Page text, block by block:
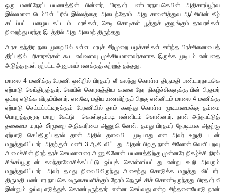
ஒரு மணிநேரப் பயணத்தின் பின்னர், பிரதமர் பண்டாரநாயகெயின் அதிகாரப்பூர்வ
இல்லமான டெம்பிள் ட்ரீஸ் இல்லத்தை அடைந்தோம். அது காலனித்துவ ஆட்சியின் கீழ்
கட்டப்பட்ட பழைய கட்டடம். மரங்கள், செடி கொடிகள் பூத்துக் குலுங்கும் தாவரங்கள்
நிறைந்து பரந்த இடத்தில் அது அமைந் திருந்தது.
அரச தந்திர நடைமுறையில் உள்ள மரபுச் சீர்முறை பழக்கங்கள் சார்ந்த பிரச்சினையைத்
தீர்ப்பதில் பரிசாரகர்கள் கூட எவ்வளவு முக்கியமானவர்களாக இருக்க முடியும் என்பதை
அடுத்த நாள் ஏற்பட்ட அனுபவம் எனக்குத் கற்றுத் தந்தது.
மாலை 4 மணிக்கு பேரணி ஒன்றில் பிரதமர் லீ கலந்து கொள்ள திருமதி பண்டாரநாயகெ
ஏற்பாடு செய்திருந்தார். வெயில் கொளுத்திய காலை நேர நிகழ்ச்சிகளுக்கு பின் பிரதமர்
ஓய்வு எடுக்க விரும்பினார். எனவே, மதிய உணவிற்குப் பிறகு என்னிடம் மாலை 4 மணிக்கு
ஏற்பாடு செய்யப்பட்டிருக்கும் பேரணியில் தாம் கலந்து கொள்ள முடியாமைக்கு தம்மை
பொறுத்தருளு மாறு கேட்டு கொள்ளும்படி என்னிடம் சொன்னார். நான் அந்நாட்டுத்
தலைமை மரபுச் சீர்முறை அதிகாரியை அணுகி னேன். தமது பிரதமர் நேரடியாக அதற்கு
ஏற்பாடு செய்திருப்பதால் தான் அதில் தலையிட முடியாது என அவர் உறுதி யுடன்
மறுத்துவிட்டார். அதற்குள் மணி 3 ஆகி விட்டது. அதன் பிறகு நான் சிலோன் வெளியுறவு
அமைச்சின் நிரந் தரச் செயலாளரை அணுகினேன். பயணத்திற்கு முன்னரே நிகழ்ச்சி நிரல்
சிங்கப்பூருடன் கலந்தாலோசிக்கப்பட்டு ஒப்புக் கொள்ளப்பட்டது என்று கூறி அவரும்
மறுத்துவிட்டார். அவர் தமது நிலையிலிருந்து அசைந்து கொடுக்க மறுத்து விட்டார்.
திருமதி. பண்டார நாயகெ வருகையளிக்கும் நேரம் நெருங் கிக் கொண்டிருந்தது. பிரதமர் லீ
இன்னும் ஓய்வு எடுத்துக் கொண்டிருந்தார். என்ன செய்வது என்ற சிந்தனையோடு நான்